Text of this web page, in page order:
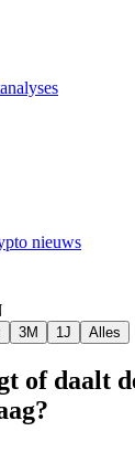
nieuws
3M 1J Alles
of daalt